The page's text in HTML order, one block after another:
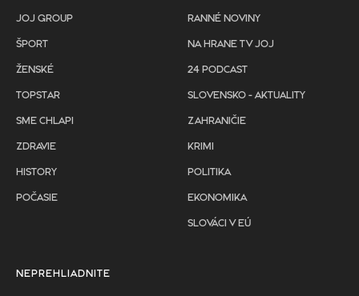
JOJ GROUP
ŠPORT
ŽENSKÉ
TOPSTAR
SME CHLAPI
ZDRAVIE
HISTORY
POČASIE
RANNÉ NOVINY
NA HRANE TV JOJ
24 PODCAST
SLOVENSKO - AKTUALITY
ZAHRANIČIE
KRIMI
POLITIKA
EKONOMIKA
SLOVÁCI V EÚ
NEPREHLIADNITE